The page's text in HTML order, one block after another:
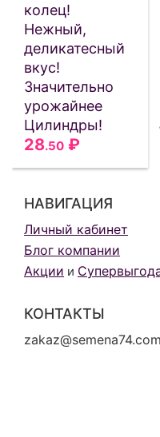
колец!
Нежный,
деликатесный
вкус!
Значительно
урожайнее
Цилиндры!
28.50 ₽
НАВИГАЦИЯ
Личный кабинет
Блог компании
Акции и
КОНТАКТЫ
zakaz@semena74.com